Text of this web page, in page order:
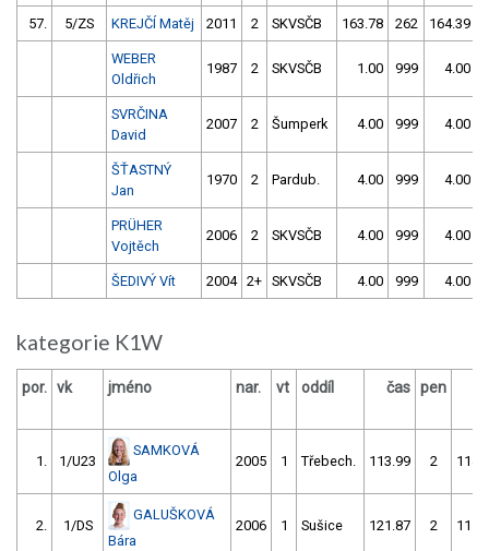
57. 5/ZS KREJČÍ Matěj 2011 2 SKVSČB 163.78 262 164.39
WEBER
Oldřich
1987 2 SKVSČB 1.00 999 4.00
SVRČINA
David
2007 2 Šumperk 4.00 999 4.00
ŠŤASTNÝ
Jan
1970 2 Pardub. 4.00 999 4.00
PRÜHER
Vojtěch
2006 2 SKVSČB 4.00 999 4.00
ŠEDIVÝ Vít 2004 2+ SKVSČB 4.00 999 4.00
kategorie K1W
por. vk jméno nar. vt oddíl čas pen
1. 1/U23
SAMKOVÁ
Olga
2005 1 Třebech. 113.99 2
2. 1/DS
GALUŠKOVÁ
Bára
2006 1 Sušice 121.87 2